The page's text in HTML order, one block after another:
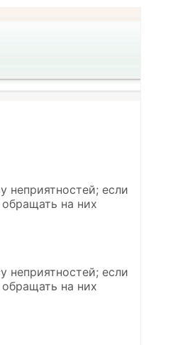
неприятностей; если
на них
неприятностей; если
на них